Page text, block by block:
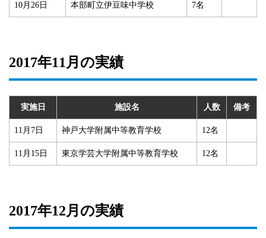
10月26日 本部町立伊豆味中学校 7名
2017年11月の実績
実施日 施設名 人数 備考
11月7日 神戸大学附属中等教育学校 12名
11月15日 東京学芸大学附属中等教育学校 12名
2017年12月の実績